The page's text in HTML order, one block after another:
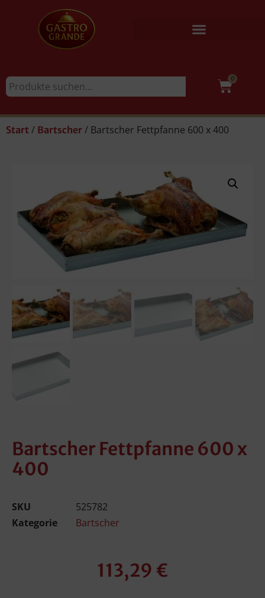
0
Start / Bartscher / Bartscher Fettpfanne 600 x 400
Bartscher Fettpfanne 600 x
400
SKU
525782
Kategorie
Bartscher
113,29 €